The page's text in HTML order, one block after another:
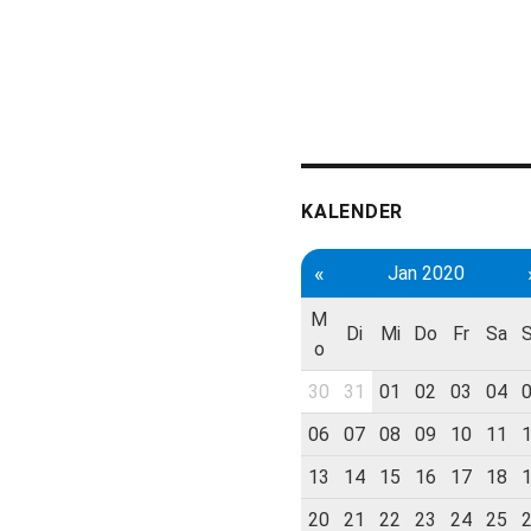
KALENDER
« Jan 2020
M
o
Di Mi Do Fr Sa
30 31 01 02 03 04
06
07 08 09 10 11
13
14 15 16 17 18
20
21 22 23 24 25